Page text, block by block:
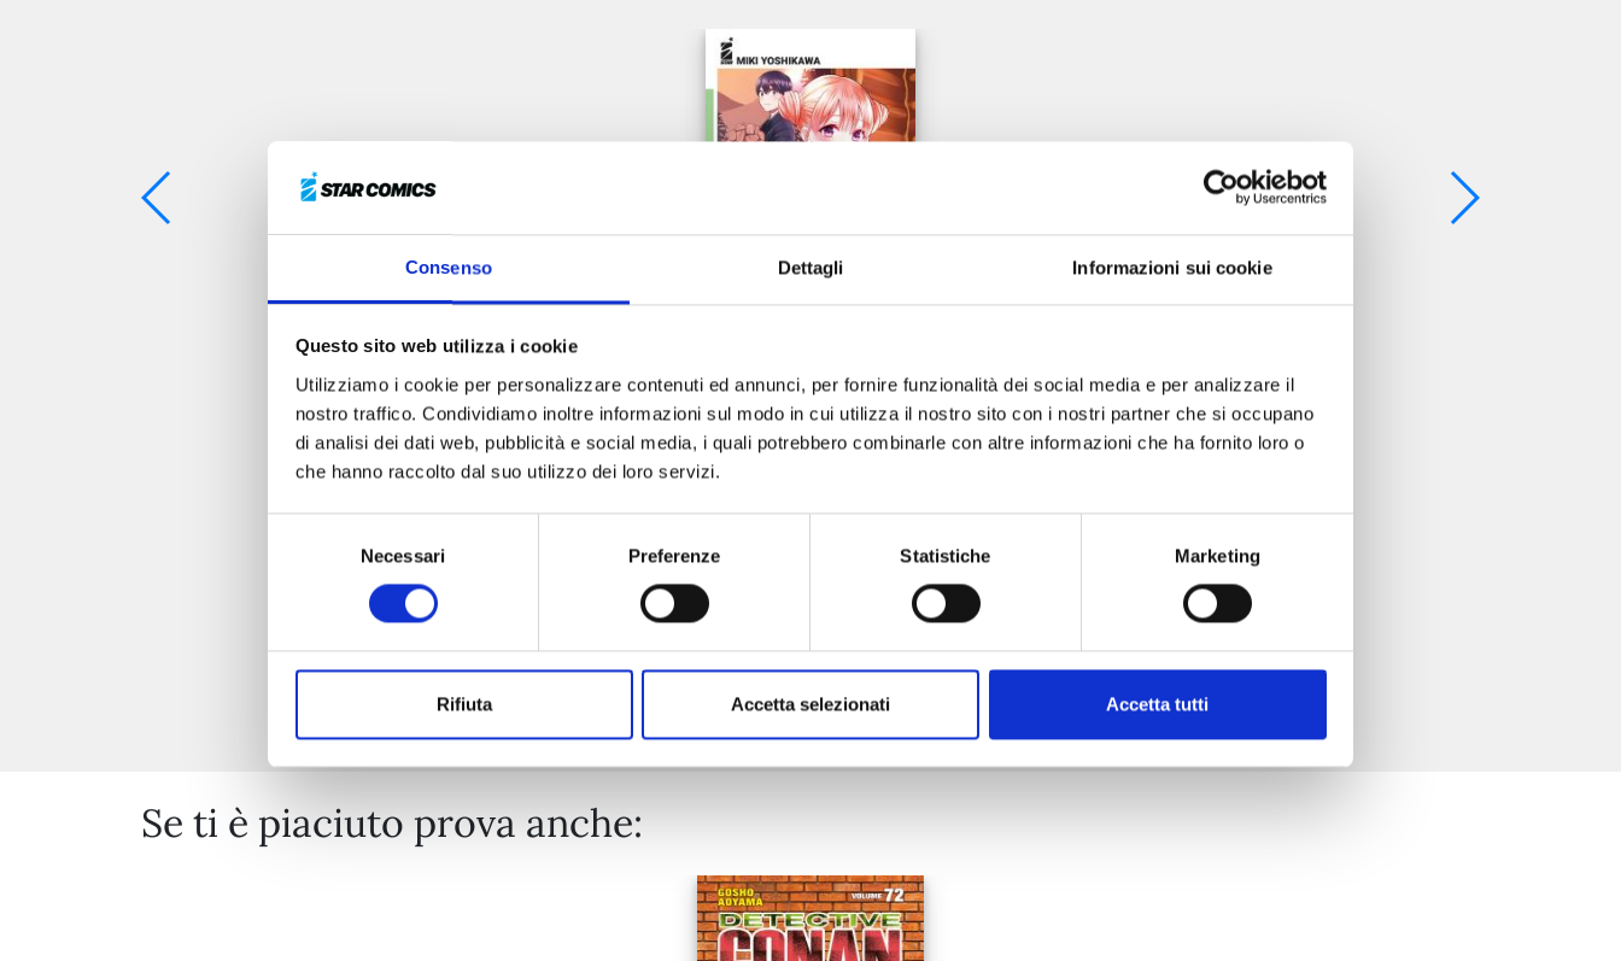
Consenso Dettagli Informazioni sui cookie
Questo sito web utilizza i cookie
Utilizziamo i cookie per personalizzare contenuti ed annunci, per fornire funzionalità dei social media e per analizzare il
nostro traffico. Condividiamo inoltre informazioni sul modo in cui utilizza il nostro sito con i nostri partner che si occupano
di analisi dei dati web, pubblicità e social media, i quali potrebbero combinarle con altre informazioni che ha fornito loro o
che hanno raccolto dal suo utilizzo dei loro servizi.
Necessari Preferenze Statistiche Marketing
Rifiuta Accetta selezionati Accetta tutti
A COUPLE OF CUCKOOS n. 22
Mostra tutto
Se ti è piaciuto prova anche: